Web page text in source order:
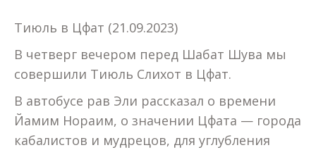
Тиюль в Цфат (21.09.2023)
В четверг вечером перед Шабат Шува мы
совершили Тиюль Слихот в Цфат.
В автобусе рав Эли рассказал о времени
Йамим Нораим, о значении Цфата — города
кабалистов и мудрецов, для углубления